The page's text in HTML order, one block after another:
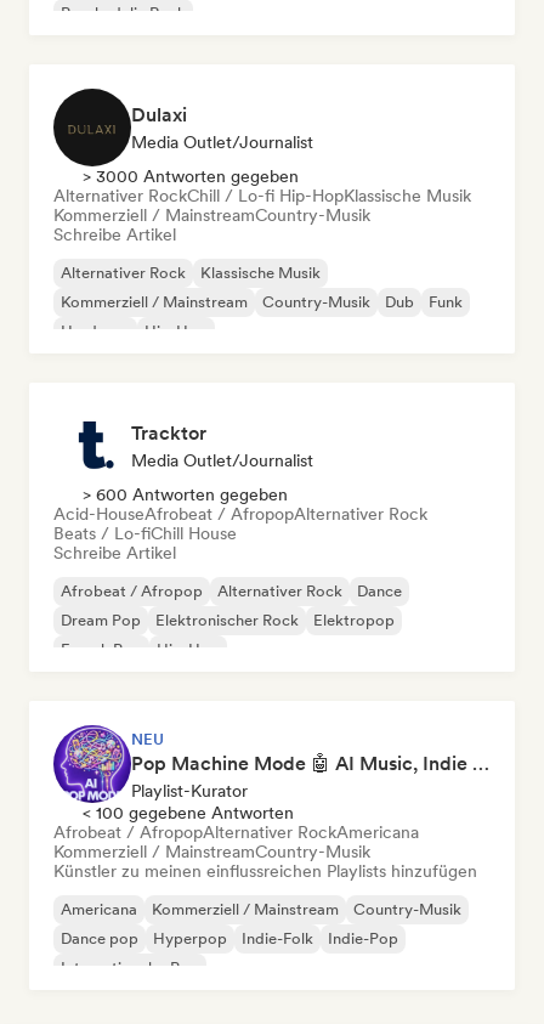
Psychedelic Rock
Dulaxi
Media Outlet/Journalist
> 3000 Antworten gegeben
Alternativer RockChill / Lo-fi Hip-HopKlassische Musik
Kommerziell / MainstreamCountry-Musik
Schreibe Artikel
Alternativer Rock
Klassische Musik
Kommerziell / Mainstream
Country-Musik Dub
Funk
Hardcore
Hip-Hop
Tracktor
Media Outlet/Journalist
> 600 Antworten gegeben
Acid-HouseAfrobeat / AfropopAlternativer Rock
Beats / Lo-fiChill House
Schreibe Artikel
Afrobeat / Afropop Alternativer Rock
Dance
Dream Pop
Elektronischer Rock
Elektropop
French Pop
Hip-Hop
NEU
Pop Machine Mode 🤖 AI Music, Indie Pop & Dream Pop
Playlist-Kurator
< 100 gegebene Antworten
Afrobeat / AfropopAlternativer RockAmericana
Kommerziell / MainstreamCountry-Musik
Künstler zu meinen einflussreichen Playlists hinzufügen
Americana Kommerziell / Mainstream
Country-Musik
Dance pop
Hyperpop Indie-Folk
Indie-Pop
Internationaler Pop